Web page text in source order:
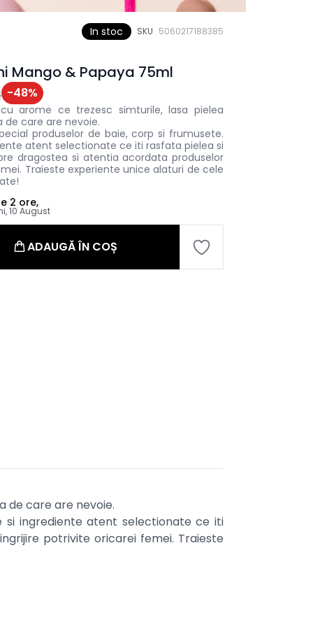
In stoc SKU 5060217188385
Mango & Papaya 75ml
-48%
arome ce trezesc simturile, lasa pielea
care are nevoie.
produselor de baie, corp si frumusete.
atent selectionate ce iti rasfata pielea si
dragostea si atentia acordata produselor
Traieste experiente unice alaturi de cele
2 ore,
10 August
ADAUGĂ ÎN COȘ
de care are nevoie.
si ingrediente atent selectionate ce iti
potrivite oricarei femei. Traieste